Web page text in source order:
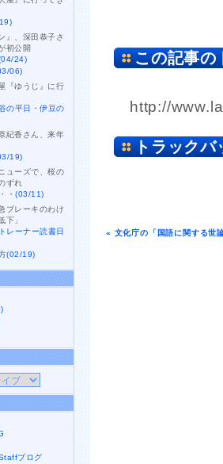
この記事の
http://
トラックバ
« 文化庁の「国語に関する世
』、深田恭子さ
初公開
24)
06)
『ゆうじ』に行
の平日・伊豆の
紀香さん、来年
19)
ューズで、桜の
ずれ
・(03/11)
ブレーキのわけ
下」
レーナー読書日
(02/19)
ブログ